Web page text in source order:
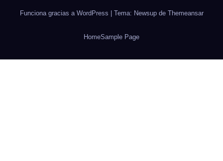
Funciona gracias a WordPress Tema: Newsup de Themeansar
HomeSample Page